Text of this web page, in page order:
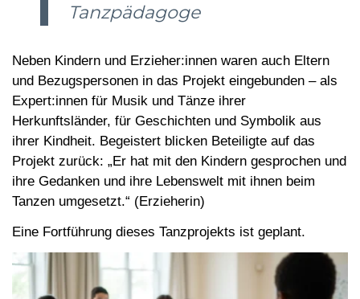
Tanzpädagoge
Neben Kindern und Erzieher:innen waren auch Eltern
und Bezugspersonen in das Projekt eingebunden – als
Expert:innen für Musik und Tänze ihrer
Herkunftsländer, für Geschichten und Symbolik aus
ihrer Kindheit. Begeistert blicken Beteiligte auf das
Projekt zurück: „Er hat mit den Kindern gesprochen und
ihre Gedanken und ihre Lebenswelt mit ihnen beim
Tanzen umgesetzt.“ (Erzieherin)
Eine Fortführung dieses Tanzprojekts ist geplant.